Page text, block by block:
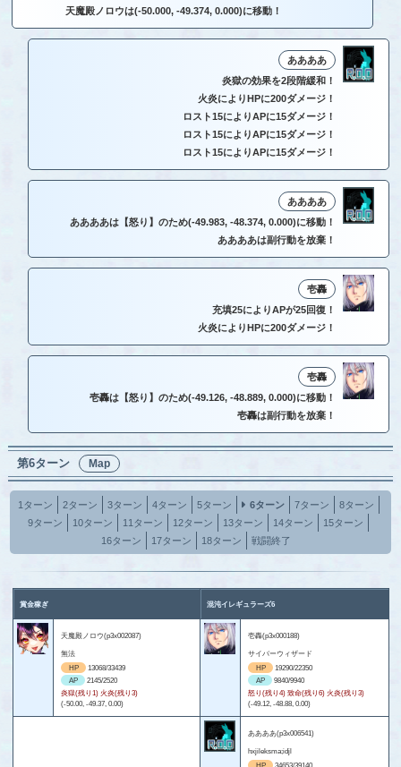
天魔殿ノロウは(-50.000, -49.374, 0.000)に移動！
ああああ
炎獄の効果を2段階緩和！
火炎によりHPに200ダメージ！
ロスト15によりAPに15ダメージ！
ロスト15によりAPに15ダメージ！
ロスト15によりAPに15ダメージ！
ああああ
ああああは【怒り】のため(-49.983, -48.374, 0.000)に移動！
ああああは副行動を放棄！
壱轟
充填25によりAPが25回復！
火炎によりHPに200ダメージ！
壱轟
壱轟は【怒り】のため(-49.126, -48.889, 0.000)に移動！
壱轟は副行動を放棄！
第6ターン Map
1ターン 2ターン 3ターン 4ターン 5ターン 6ターン 7ターン
8ターン
9ターン
10ターン 11ターン 12ターン 13ターン 14ターン
15ターン
16ターン
17ターン 18ターン 戦闘終了
賞金稼ぎ 混沌イレギュラーズ6
天魔殿ノロウ(p3x002087)
無法
HP
13068/33439
AP
2145/2520
炎獄(残り1) 火炎(残り3)
(-50.00, -49.37, 0.00)
壱轟(p3x000188)
サイバーウィザード
HP
19290/22350
AP
9840/9940
怒り(残り4) 致命(残り6) 火炎(残り3)
(-49.12, -48.88, 0.00)
ああああ(p3x006541)
hxjileksma;idjl
HP
34653/39140